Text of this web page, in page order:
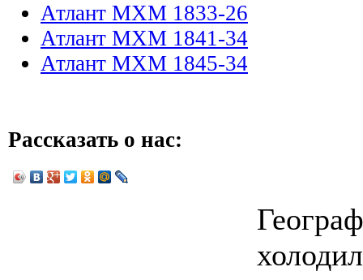
Атлант МХМ 1833-26
Атлант МХМ 1841-34
Атлант МХМ 1845-34
Рассказать о нас: